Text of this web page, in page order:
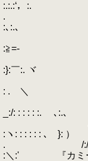
:.:.:‘，:.
. /' {: {: : {: :{:
:､:.､
乂 }: }:.:.:.,:
:≧=-
}: }: : :
:}:￣:. ヾ
. :个:} : : : :
: . ＼
/:/ .}: {: :
_:/: : : : : :. ､:.､
/:/ 八{ヽ
:ヽ: : : : : : ､ }: ）
. /:/ /: : : : : :}: :
:＼:' 『カミーユ